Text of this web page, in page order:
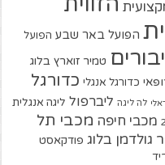
הפועל באר שבע הפועל
טמיר זוארץ בלוג
כדורגל אנגלי כדורגל
לה ליגה ליברפול ליגה אנגלית
מכבי חיפה מכבי תל
גולדמן בלוג פודקאסט